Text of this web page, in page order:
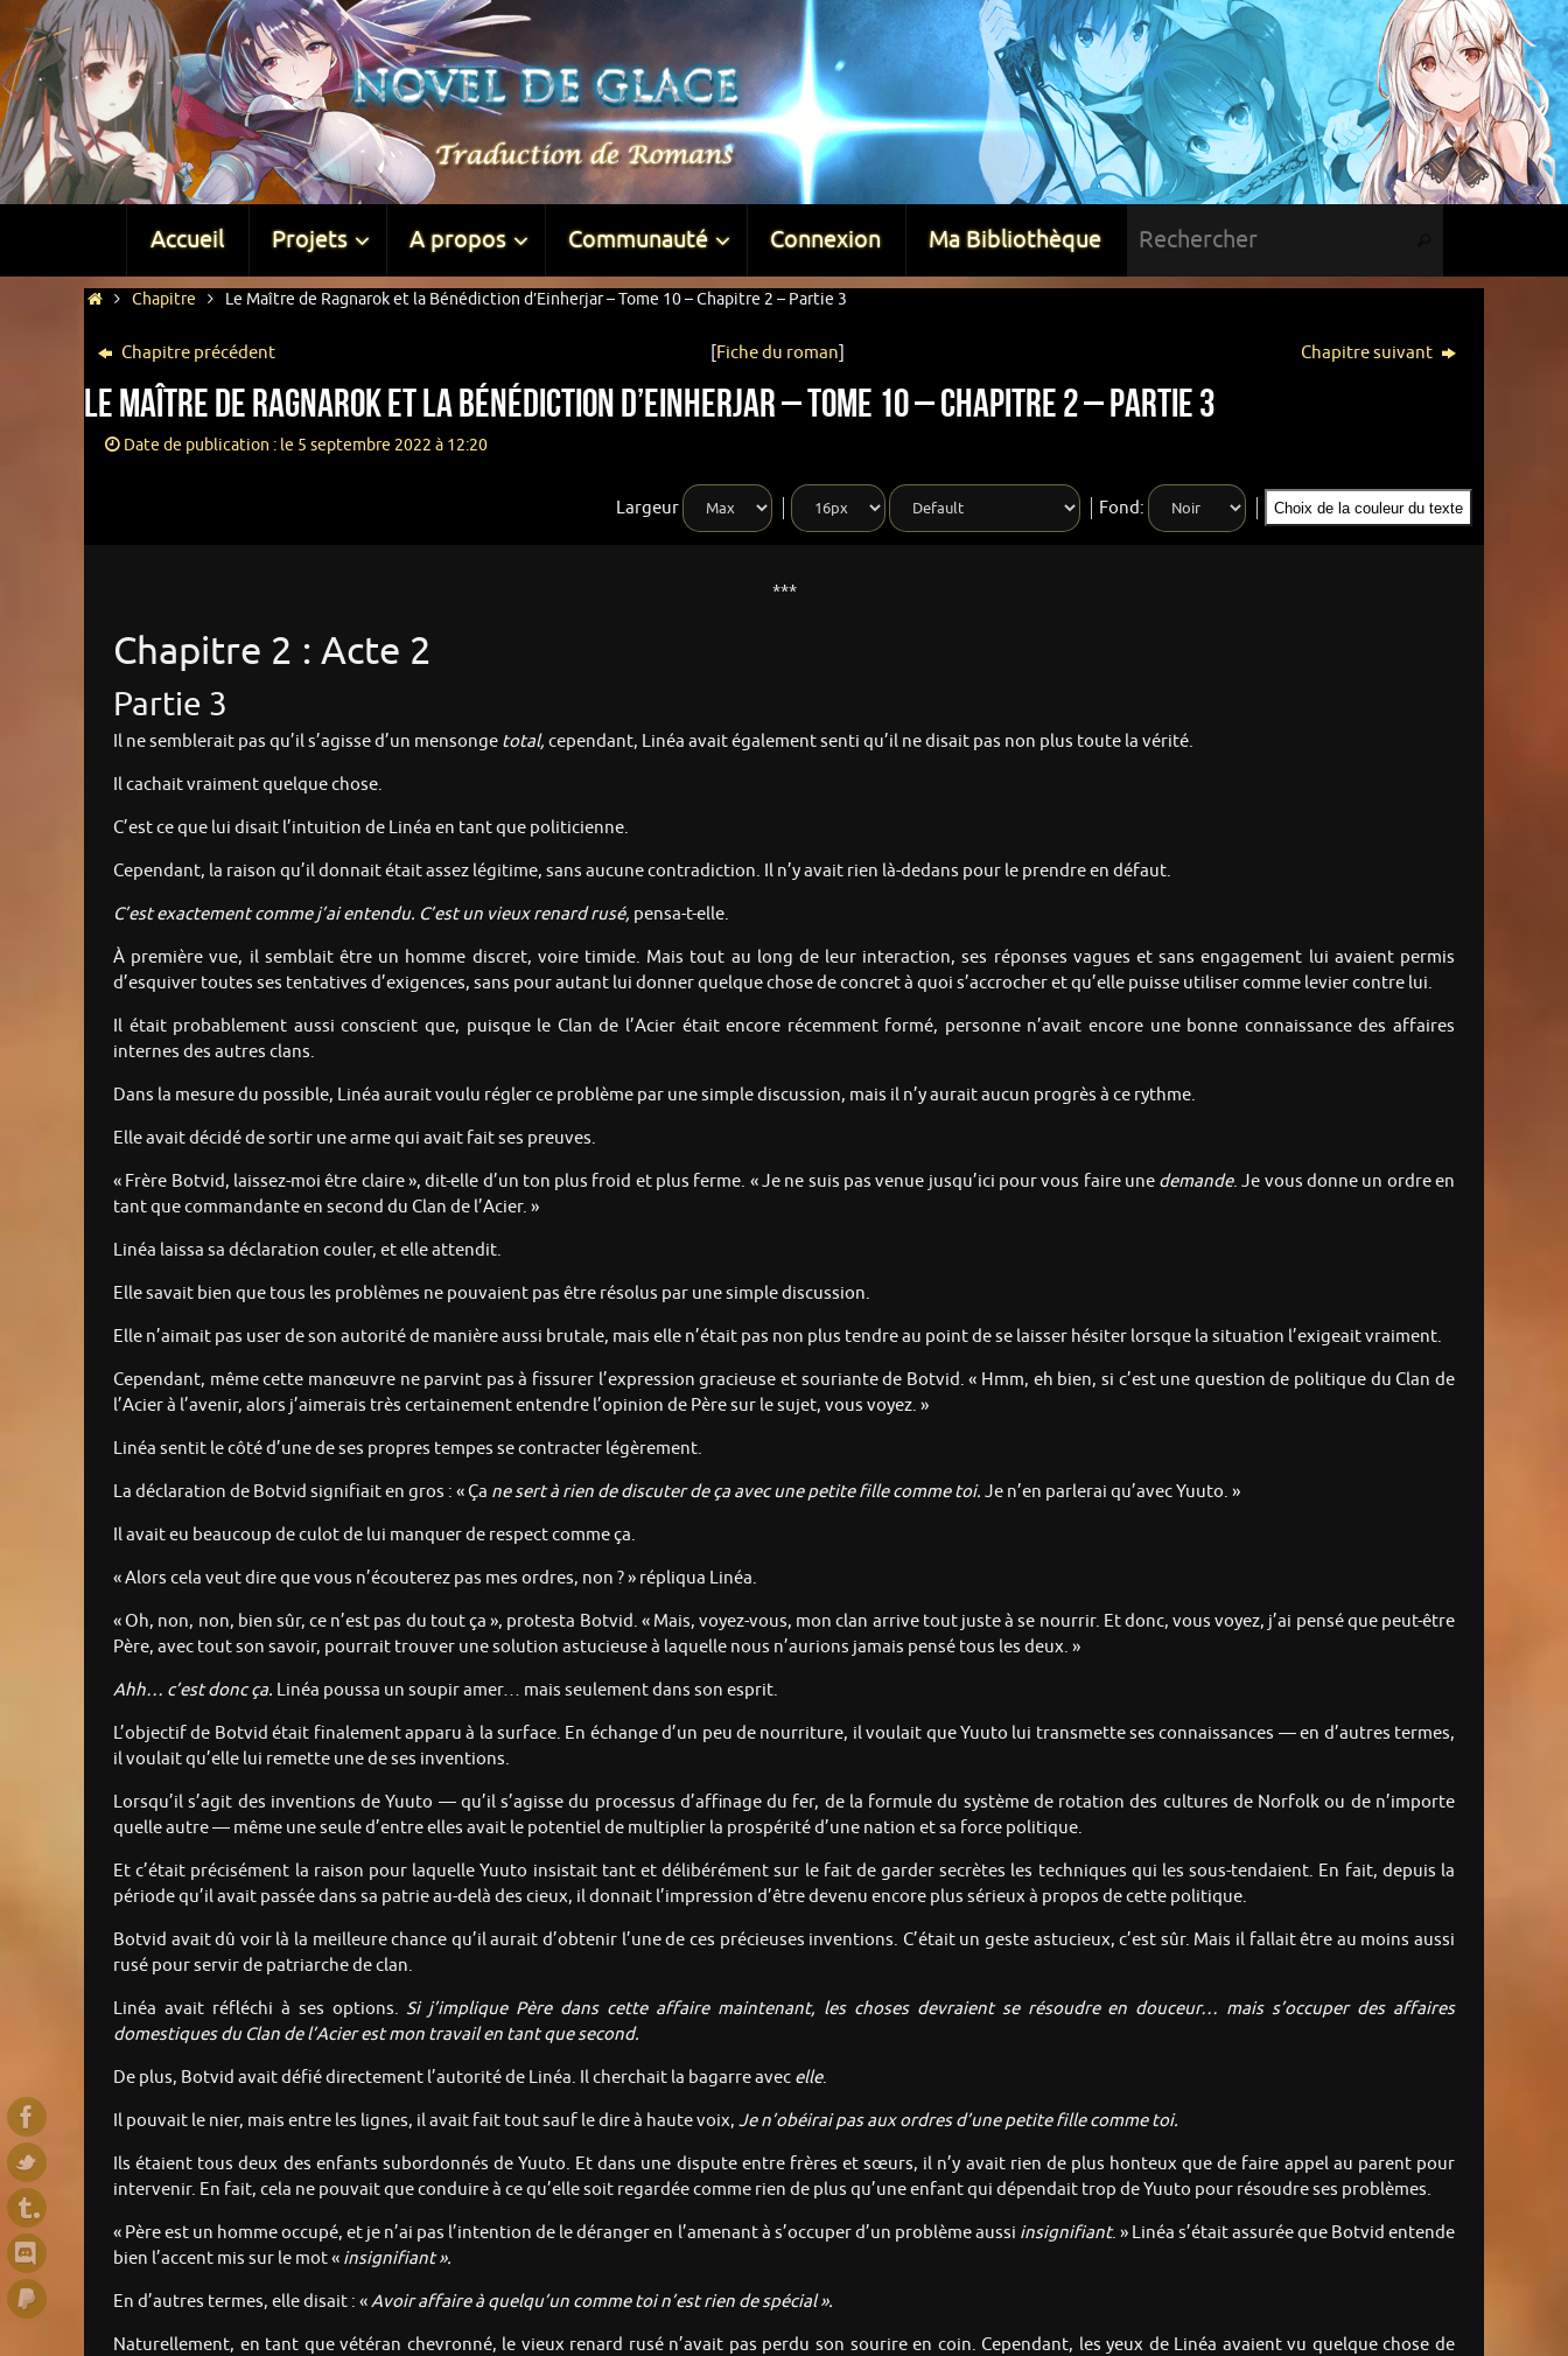
Accueil Projets A propos Communauté Connexion Ma Bibliothèque
Chapitre Le Maître de Ragnarok et la Bénédiction d’Einherjar – Tome 10 – Chapitre 2 – Partie 3
Chapitre précédent [Fiche du roman] Chapitre suivant
Le Maître de Ragnarok et la Bénédiction d’Einherjar – Tome 10 – Chapitre 2 – Partie 3
Date de publication : le 5 septembre 2022 à 12:20
Largeur Fond: Choix de la couleur du texte
***
Chapitre 2 : Acte 2
Partie 3
Il ne semblerait pas qu’il s’agisse d’un mensonge total, cependant, Linéa avait également senti qu’il ne disait pas non plus toute la vérité.
Il cachait vraiment quelque chose.
C’est ce que lui disait l’intuition de Linéa en tant que politicienne.
Cependant, la raison qu’il donnait était assez légitime, sans aucune contradiction. Il n’y avait rien là-dedans pour le prendre en défaut.
C’est exactement comme j’ai entendu. C’est un vieux renard rusé, pensa-t-elle.
À première vue, il semblait être un homme discret, voire timide. Mais tout au long de leur interaction, ses réponses vagues et sans engagement lui avaient permis
d’esquiver toutes ses tentatives d’exigences, sans pour autant lui donner quelque chose de concret à quoi s’accrocher et qu’elle puisse utiliser comme levier contre lui.
Il était probablement aussi conscient que, puisque le Clan de l’Acier était encore récemment formé, personne n’avait encore une bonne connaissance des affaires
internes des autres clans.
Dans la mesure du possible, Linéa aurait voulu régler ce problème par une simple discussion, mais il n’y aurait aucun progrès à ce rythme.
Elle avait décidé de sortir une arme qui avait fait ses preuves.
« Frère Botvid, laissez-moi être claire », dit-elle d’un ton plus froid et plus ferme. « Je ne suis pas venue jusqu’ici pour vous faire une demande. Je vous donne un ordre en
tant que commandante en second du Clan de l’Acier. »
Linéa laissa sa déclaration couler, et elle attendit.
Elle savait bien que tous les problèmes ne pouvaient pas être résolus par une simple discussion.
Elle n’aimait pas user de son autorité de manière aussi brutale, mais elle n’était pas non plus tendre au point de se laisser hésiter lorsque la situation l’exigeait vraiment.
Cependant, même cette manœuvre ne parvint pas à fissurer l’expression gracieuse et souriante de Botvid. « Hmm, eh bien, si c’est une question de politique du Clan de
l’Acier à l’avenir, alors j’aimerais très certainement entendre l’opinion de Père sur le sujet, vous voyez. »
Linéa sentit le côté d’une de ses propres tempes se contracter légèrement.
La déclaration de Botvid signifiait en gros : « Ça ne sert à rien de discuter de ça avec une petite fille comme toi. Je n’en parlerai qu’avec Yuuto. »
Il avait eu beaucoup de culot de lui manquer de respect comme ça.
« Alors cela veut dire que vous n’écouterez pas mes ordres, non ? » répliqua Linéa.
« Oh, non, non, bien sûr, ce n’est pas du tout ça », protesta Botvid. « Mais, voyez-vous, mon clan arrive tout juste à se nourrir. Et donc, vous voyez, j’ai pensé que peut-être
Père, avec tout son savoir, pourrait trouver une solution astucieuse à laquelle nous n’aurions jamais pensé tous les deux. »
Ahh… c’est donc ça. Linéa poussa un soupir amer… mais seulement dans son esprit.
L’objectif de Botvid était finalement apparu à la surface. En échange d’un peu de nourriture, il voulait que Yuuto lui transmette ses connaissances — en d’autres termes,
il voulait qu’elle lui remette une de ses inventions.
Lorsqu’il s’agit des inventions de Yuuto — qu’il s’agisse du processus d’affinage du fer, de la formule du système de rotation des cultures de Norfolk ou de n’importe
quelle autre — même une seule d’entre elles avait le potentiel de multiplier la prospérité d’une nation et sa force politique.
Et c’était précisément la raison pour laquelle Yuuto insistait tant et délibérément sur le fait de garder secrètes les techniques qui les sous-tendaient. En fait, depuis la
période qu’il avait passée dans sa patrie au-delà des cieux, il donnait l’impression d’être devenu encore plus sérieux à propos de cette politique.
Botvid avait dû voir là la meilleure chance qu’il aurait d’obtenir l’une de ces précieuses inventions. C’était un geste astucieux, c’est sûr. Mais il fallait être au moins aussi
rusé pour servir de patriarche de clan.
Linéa avait réfléchi à ses options.Si j’implique Père dans cette affaire maintenant, les choses devraient se résoudre en douceur… mais s’occuper des affaires
domestiques du Clan de l’Acier est mon travail en tant que second.
De plus, Botvid avait défié directement l’autorité de Linéa. Il cherchait la bagarre avec elle.
Il pouvait le nier, mais entre les lignes, il avait fait tout sauf le dire à haute voix, Je n’obéirai pas aux ordres d’une petite fille comme toi.
Ils étaient tous deux des enfants subordonnés de Yuuto. Et dans une dispute entre frères et sœurs, il n’y avait rien de plus honteux que de faire appel au parent pour
intervenir. En fait, cela ne pouvait que conduire à ce qu’elle soit regardée comme rien de plus qu’une enfant qui dépendait trop de Yuuto pour résoudre ses problèmes.
« Père est un homme occupé, et je n’ai pas l’intention de le déranger en l’amenant à s’occuper d’un problème aussi insignifiant. » Linéa s’était assurée que Botvid entende
bien l’accent mis sur le mot « insignifiant ».
En d’autres termes, elle disait : «Avoir affaire à quelqu’un comme toi n’est rien de spécial ».
Naturellement, en tant que vétéran chevronné, le vieux renard rusé n’avait pas perdu son sourire en coin. Cependant, les yeux de Linéa avaient vu quelque chose de